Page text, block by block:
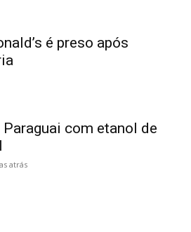
é preso após
com etanol de
atrás